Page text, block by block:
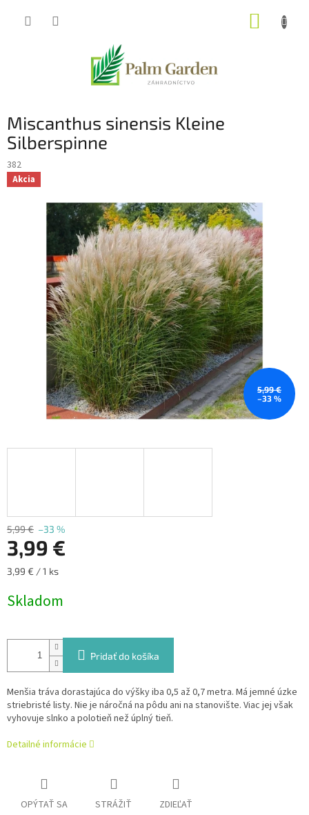
Miscanthus sinensis Kleine
Silberspinne
382
Akcia
5,99 €
–33 %
5,99 € –33 %
3,99 €
Jednotková
3,99 € / 1 ks
Skladom
Pridať do košíka
Menšia tráva dorastajúca do výšky iba 0,5 až 0,7 metra. Má jemné úzke
striebristé listy. Nie je náročná na pôdu ani na stanovište. Viac jej však
vyhovuje slnko a polotieň než úplný tieň.
Detailné informácie
OPÝTAŤ SA STRÁŽIŤ ZDIEĽAŤ